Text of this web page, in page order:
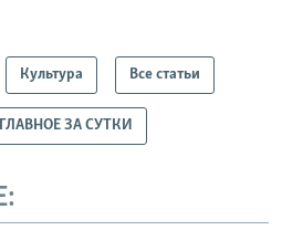
Культура Все статьи
ГЛАВНОЕ ЗА СУТКИ